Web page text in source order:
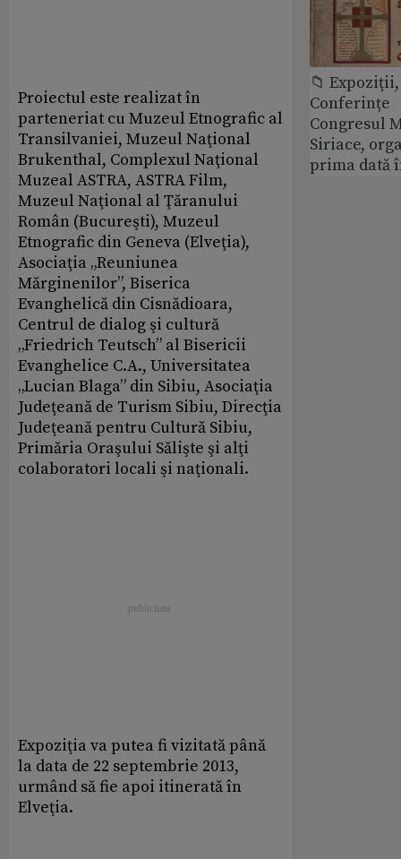
Proiectul este realizat în
parteneriat cu Muzeul Etnografic al
Transilvaniei, Muzeul Naţional
Brukenthal, Complexul Naţional
Muzeal ASTRA, ASTRA Film,
Muzeul Naţional al Ţăranului
Român (Bucureşti), Muzeul
Etnografic din Geneva (Elveţia),
Asociaţia „Reuniunea
Mărginenilor”, Biserica
Evanghelică din Cisnădioara,
Centrul de dialog şi cultură
„Friedrich Teutsch” al Bisericii
Evanghelice C.A., Universitatea
„Lucian Blaga” din Sibiu, Asociaţia
Judeţeană de Turism Sibiu, Direcţia
Judeţeană pentru Cultură Sibiu,
Primăria Oraşului Sălişte şi alţi
colaboratori locali şi naţionali.
Expoziţia va putea fi vizitată până
la data de 22 septembrie 2013,
urmând să fie apoi itinerată în
Elveţia.
📁
Conferințe
Congresul
Siriace,
prima dată